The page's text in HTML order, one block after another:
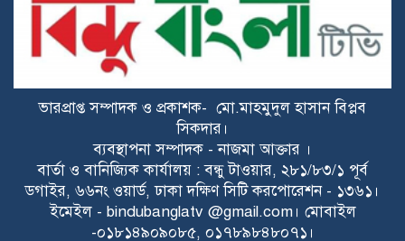
পাঁচবিবিতে মেয়র প্রার্থী জাহিদুর রহমান
অশ্রুর গণসংযোগ
বাকেরগঞ্জে নিষিদ্ধ জালের বিরুদ্ধে অভিযান,
দুই ব্যবসায়ীকে ১ লাখ টাকা জরিমানা
রাজশাহীতে পৃথক মাদকবিরোধী অভিযানে
নারীসহ ১৩ জন গ্রেপ্তার
ভারপ্রাপ্ত সম্পাদক ও প্রকাশক- মো.মাহমুদুল হাসান বিপ্লব
সিকদার।
ব্যবস্থাপনা সম্পাদক - নাজমা আক্তার ।
বার্তা ও বানিজ্যিক কার্যালয় : বন্ধু টাওয়ার, ২৮১/৮৩/১ পূর্ব
ডগাইর, ৬৬নং ওয়ার্ড, ঢাকা দক্ষিণ সিটি করপোরেশন - ১৩৬১।
ইমেইল - bindubanglatv @gmail.com। মোবাইল
-০১৮১৪৯০৯০৮৫, ০১৭৮৯৮৪৮০৭১।